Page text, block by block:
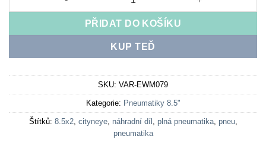
PŘIDAT DO KOŠÍKU
KUP TEĎ
SKU: VAR-EWM079
Kategorie: Pneumatiky 8.5"
Štítků: 8.5x2, cityneye, náhradní díl , plná pneumatika, pneu,
pneumatika